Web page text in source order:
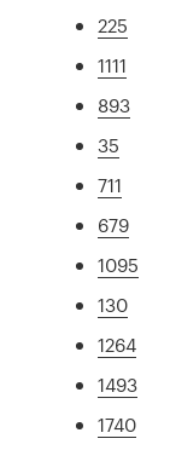
225
1111
893
35
711
679
1095
130
1264
1493
1740